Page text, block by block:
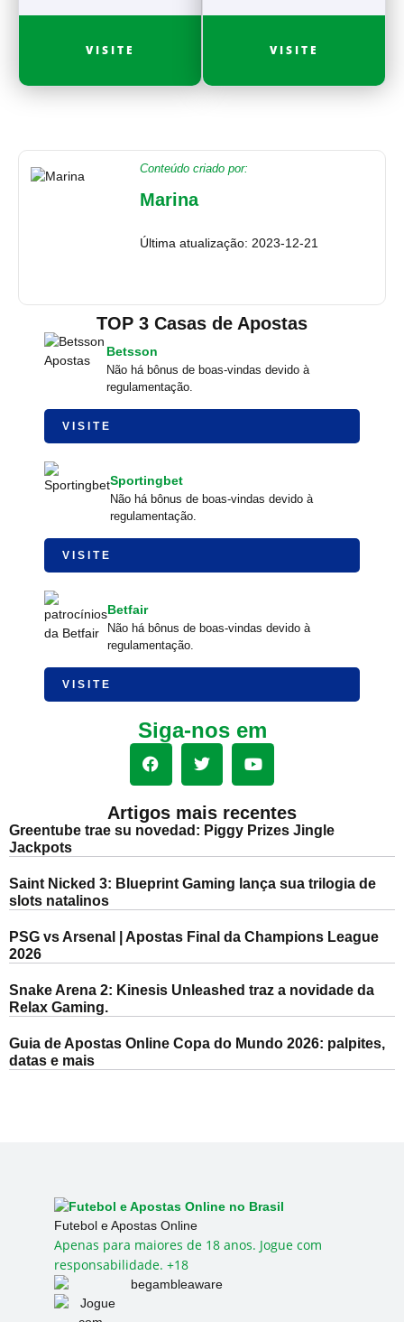
VISITE VISITE
Conteúdo criado por:
Marina
Última atualização: 2023-12-21
TOP 3 Casas de Apostas
Betsson
Não há bônus de boas-vindas devido à
regulamentação.
VISITE
Sportingbet
Não há bônus de boas-vindas devido à
regulamentação.
VISITE
Betfair
Não há bônus de boas-vindas devido à
regulamentação.
VISITE
Siga-nos em
Artigos mais recentes
Greentube trae su novedad: Piggy Prizes Jingle
Jackpots
Saint Nicked 3: Blueprint Gaming lança sua trilogia de
slots natalinos
PSG vs Arsenal | Apostas Final da Champions League
2026
Snake Arena 2: Kinesis Unleashed traz a novidade da
Relax Gaming.
Guia de Apostas Online Copa do Mundo 2026: palpites,
datas e mais
Futebol e Apostas Online
Apenas para maiores de 18 anos. Jogue com
responsabilidade. +18